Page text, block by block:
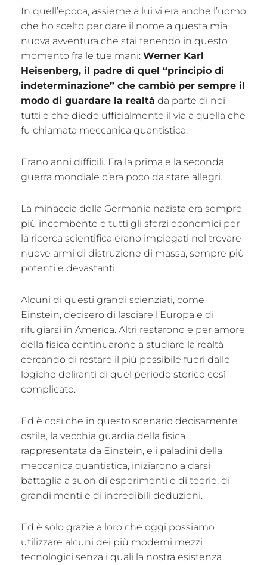
In quell’epoca, assieme a lui vi era anche l’uomo
che ho scelto per dare il nome a questa mia
nuova avventura che stai tenendo in questo
momento fra le tue mani: Werner Karl
Heisenberg, il padre di quel “principio di
indeterminazione” che cambiò per sempre il
modo di guardare la realtà da parte di noi
tutti e che diede ufficialmente il via a quella che
fu chiamata meccanica quantistica.
Erano anni difficili. Fra la prima e la seconda
guerra mondiale c’era poco da stare allegri.
La minaccia della Germania nazista era sempre
più incombente e tutti gli sforzi economici per
la ricerca scientifica erano impiegati nel trovare
nuove armi di distruzione di massa, sempre più
potenti e devastanti.
Alcuni di questi grandi scienziati, come
Einstein, decisero di lasciare l’Europa e di
rifugiarsi in America. Altri restarono e per amore
della fisica continuarono a studiare la realtà
cercando di restare il più possibile fuori dalle
logiche deliranti di quel periodo storico così
complicato.
Ed è così che in questo scenario decisamente
ostile, la vecchia guardia della fisica
rappresentata da Einstein, e i paladini della
meccanica quantistica, iniziarono a darsi
battaglia a suon di esperimenti e di teorie, di
grandi menti e di incredibili deduzioni.
Ed è solo grazie a loro che oggi possiamo
utilizzare alcuni dei più moderni mezzi
tecnologici senza i quali la nostra esistenza